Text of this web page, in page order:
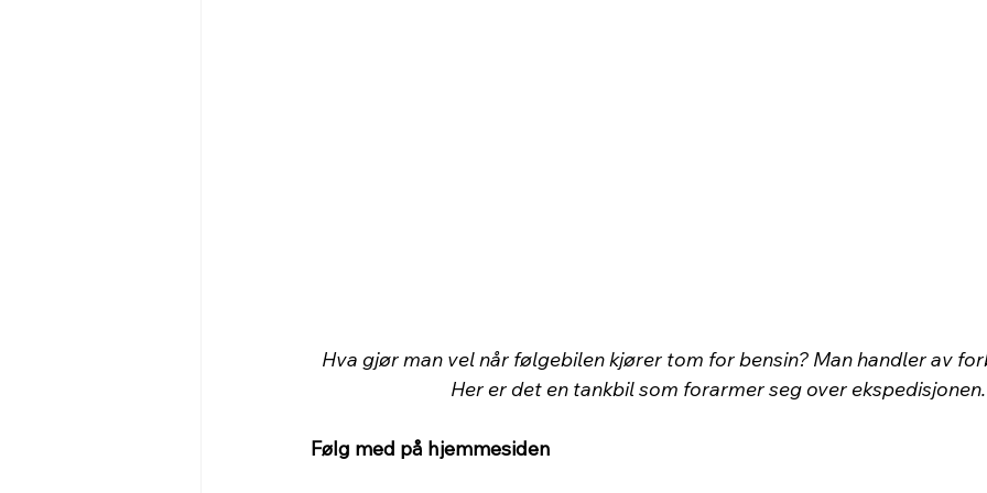
Hva gjør man vel når følgebilen kjører tom for bensin? Man handler av
Her er det en tankbil som forarmer seg over ekspedisjonen.
Følg med på hjemmesiden